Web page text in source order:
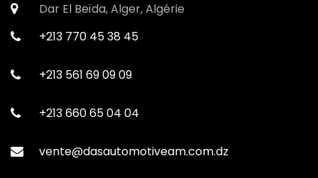
Dar El Beïda, Alger, Algérie
+213 770 45 38 45
+213 561 69 09 09
+213 660 65 04 04
vente@dasautomotiveam.com.dz